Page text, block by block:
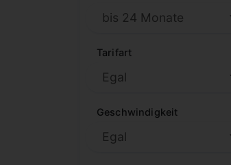
Tarifart
Geschwindigkeit